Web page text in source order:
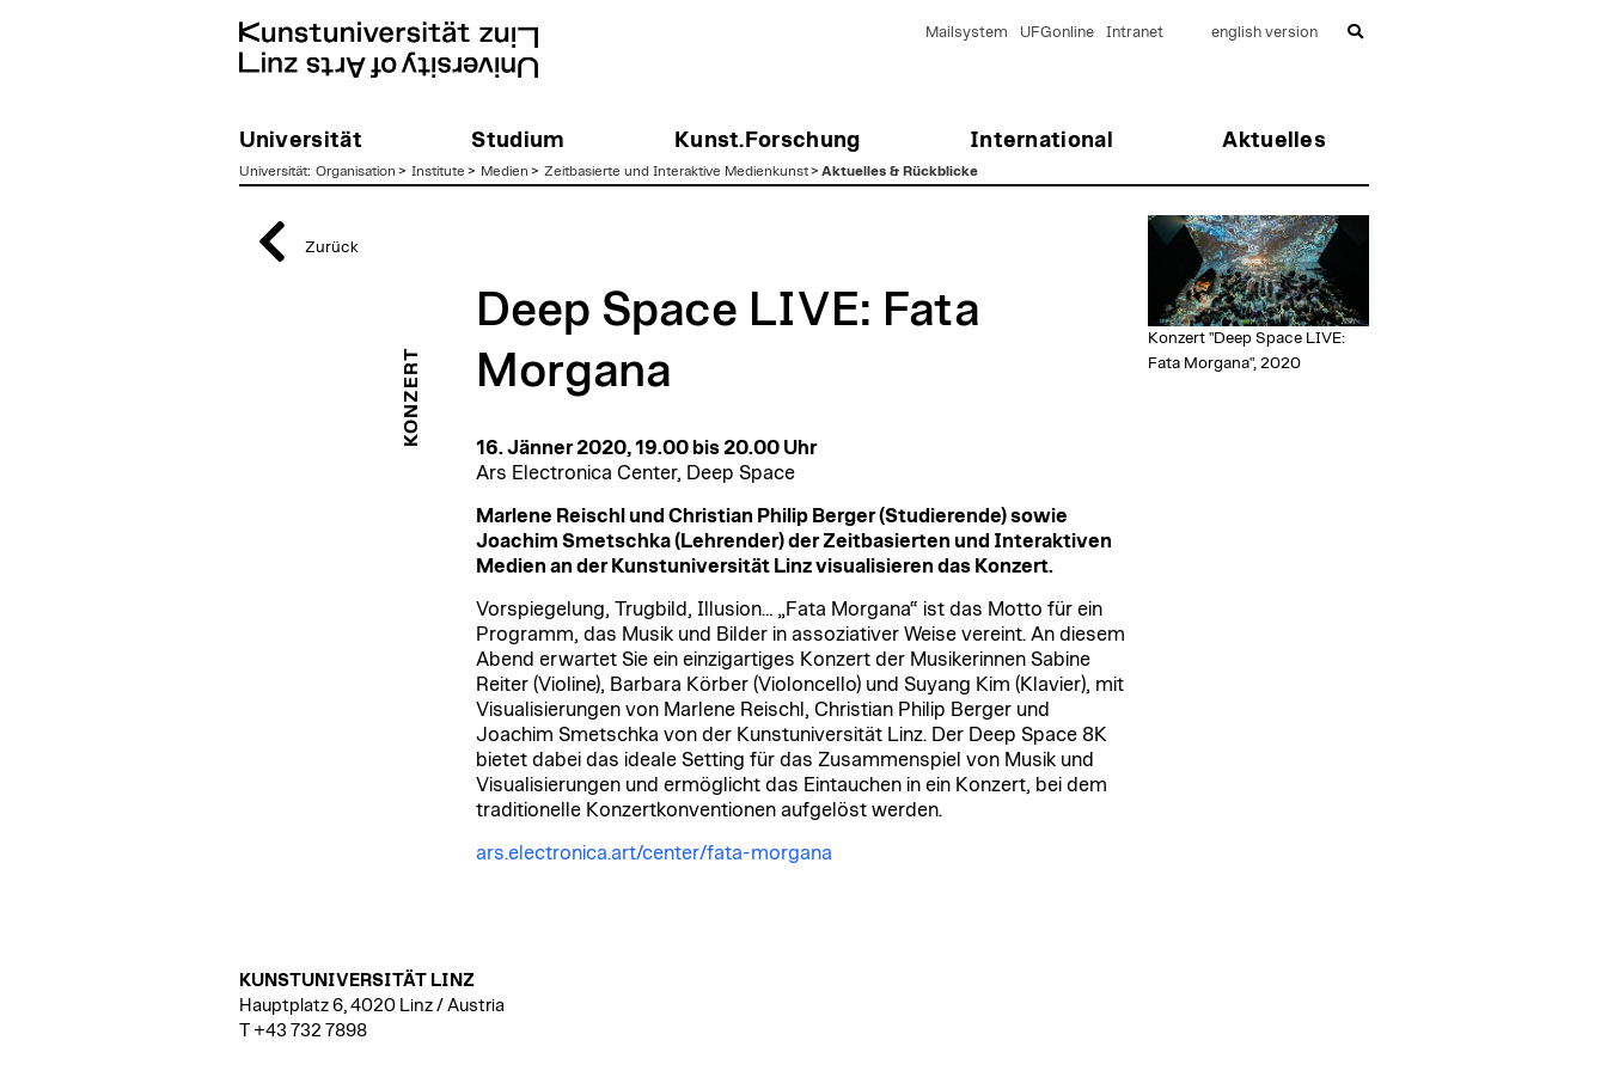
Universität Studium Kunst.Forschung International Aktuelles
Mailsystem UFGonline Intranet english version
Universität: Organisation > Institute > Medien > Zeitbasierte und Interaktive Medienkunst> Aktuelles & Rückblicke
Zurück
KONZERT
Deep Space LIVE: Fata
Morgana
16. Jänner 2020, 19.00 bis 20.00 Uhr
Ars Electronica Center, Deep Space
Marlene Reischl und Christian Philip Berger (Studierende) sowie
Joachim Smetschka (Lehrender) der Zeitbasierten und Interaktiven
Medien an der Kunstuniversität Linz visualisieren das Konzert.
Vorspiegelung, Trugbild, Illusion… „Fata Morgana“ ist das Motto für ein
Programm, das Musik und Bilder in assoziativer Weise vereint. An diesem
Abend erwartet Sie ein einzigartiges Konzert der Musikerinnen Sabine
Reiter (Violine), Barbara Körber (Violoncello) und Suyang Kim (Klavier), mit
Visualisierungen von Marlene Reischl, Christian Philip Berger und
Joachim Smetschka von der Kunstuniversität Linz. Der Deep Space 8K
bietet dabei das ideale Setting für das Zusammenspiel von Musik und
Visualisierungen und ermöglicht das Eintauchen in ein Konzert, bei dem
traditionelle Konzertkonventionen aufgelöst werden.
ars.electronica.art/center/fata-morgana
Konzert "Deep Space LIVE:
Fata Morgana", 2020
KUNSTUNIVERSITÄT LINZ
Hauptplatz 6, 4020 Linz / Austria
T +43 732 7898